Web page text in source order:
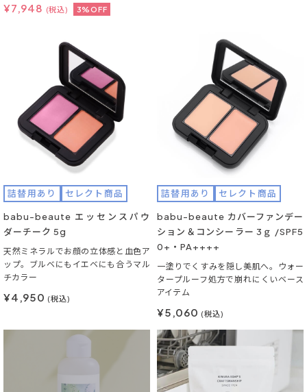
¥7,948 (税込) 3%OFF
詰替用あり セレクト商品
babu-beaute エッセンスパウ
ダーチーク 5g
天然ミネラルでお顔の立体感と血色ア
ップ。ブルベにもイエベにも合うマル
チカラー
¥4,950 (税込)
詰替用あり セレクト商品
babu-beaute カバーファンデー
ション＆コンシーラー 3ｇ /SPF5
0+・PA++++
一塗りでくすみを隠し美肌へ。ウォー
タープルーフ処方で崩れにくいベース
アイテム
¥5,060 (税込)